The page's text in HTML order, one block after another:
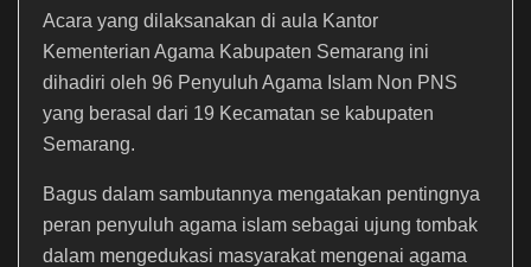
Acara yang dilaksanakan di aula Kantor
Kementerian Agama Kabupaten Semarang ini
dihadiri oleh 96 Penyuluh Agama Islam Non PNS
yang berasal dari 19 Kecamatan se kabupaten
Semarang.
Bagus dalam sambutannya mengatakan pentingnya
peran penyuluh agama islam sebagai ujung tombak
dalam mengedukasi masyarakat mengenai agama